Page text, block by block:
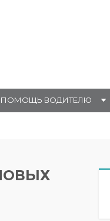
ПОМОЩЬ ВОДИТЕЛЮ